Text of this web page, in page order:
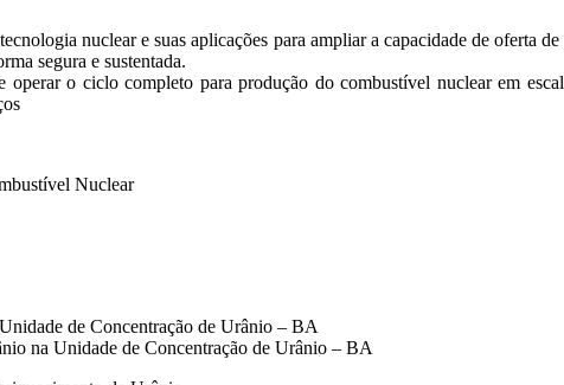
nuclear e suas aplicações para ampliar a capacidade de oferta
segura e sustentada.
o ciclo completo para produção do combustível nuclear em
Nuclear
de Concentração de Urânio – BA
na Unidade de Concentração de Urânio – BA